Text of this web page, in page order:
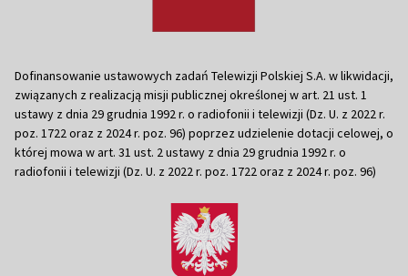
Dofinansowanie ustawowych zadań Telewizji Polskiej S.A. w likwidacji,
związanych z realizacją misji publicznej określonej w art. 21 ust. 1
ustawy z dnia 29 grudnia 1992 r. o radiofonii i telewizji (Dz. U. z 2022 r.
poz. 1722 oraz z 2024 r. poz. 96) poprzez udzielenie dotacji celowej, o
której mowa w art. 31 ust. 2 ustawy z dnia 29 grudnia 1992 r. o
radiofonii i telewizji (Dz. U. z 2022 r. poz. 1722 oraz z 2024 r. poz. 96)